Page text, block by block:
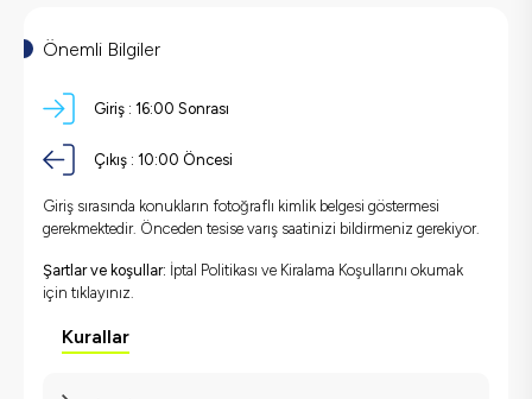
Önemli Bilgiler
Giriş : 16:00 Sonrası
Çıkış : 10:00 Öncesi
Giriş sırasında konukların fotoğraflı kimlik belgesi göstermesi
gerekmektedir. Önceden tesise varış saatinizi bildirmeniz gerekiyor.
Şartlar ve koşullar: İptal Politikası ve Kiralama Koşullarını okumak
için tıklayınız.
Kurallar